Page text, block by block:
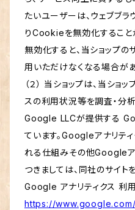
たいユーザーは、ウェブブ
りCookieを無効化すること
無効化すると、当ショップ
用いただけなくなる場合があ
（２） 当ショップは、当シ
スの利用状況等を調査・分
Google LLCが提供する
ています。Googleアナリテ
れる仕組みその他Googleア
つきましては、同社のサイト
Google アナリティクス 利用
https://